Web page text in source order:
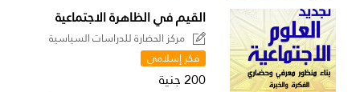
القيم في الظاهرة الاجتماعية
مركز الحضارة للدراسات السياسية
فكر إسلامي
200 جنية